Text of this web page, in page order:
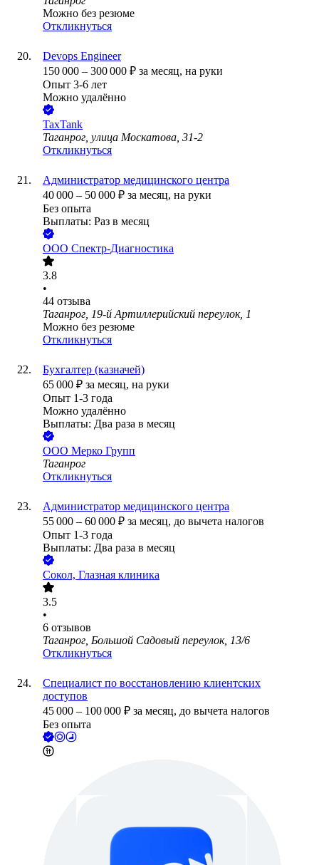
Можно без резюме
Откликнуться
Devops Engineer
150 000 – 300 000 ₽ за месяц, на руки
Опыт 3-6 лет
Можно удалённо
TaxTank
Таганрог, улица Москатова, 31-2
Откликнуться
Администратор медицинского центра
40 000 – 50 000 ₽ за месяц, на руки
Без опыта
Выплаты: Раз в месяц
ООО Спектр-Диагностика
3.8
•
44 отзыва
Таганрог, 19-й Артиллерийский переулок, 1
Можно без резюме
Откликнуться
Бухгалтер (казначей)
65 000 ₽ за месяц, на руки
Опыт 1-3 года
Можно удалённо
Выплаты: Два раза в месяц
ООО Мерко Групп
Таганрог
Откликнуться
Администратор медицинского центра
55 000 – 60 000 ₽ за месяц, до вычета налогов
Опыт 1-3 года
Выплаты: Два раза в месяц
Сокол, Глазная клиника
3.5
•
6 отзывов
Таганрог, Большой Садовый переулок, 13/6
Откликнуться
Специалист по восстановлению клиентских
доступов
45 000 – 100 000 ₽ за месяц, до вычета налогов
Без опыта